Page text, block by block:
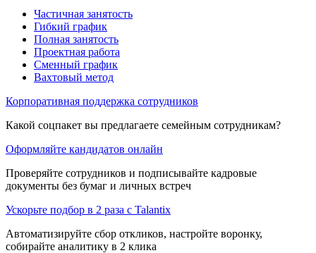
Частичная занятость
Гибкий график
Полная занятость
Проектная работа
Сменный график
Вахтовый метод
Корпоративная поддержка сотрудников
Какой соцпакет вы предлагаете семейным сотрудникам?
Оформляйте кандидатов онлайн
Проверяйте сотрудников и подписывайте кадровые
документы без бумаг и личных встреч
Ускорьте подбор в 2 раза с Talantix
Автоматизируйте сбор откликов, настройте воронку,
собирайте аналитику в 2 клика